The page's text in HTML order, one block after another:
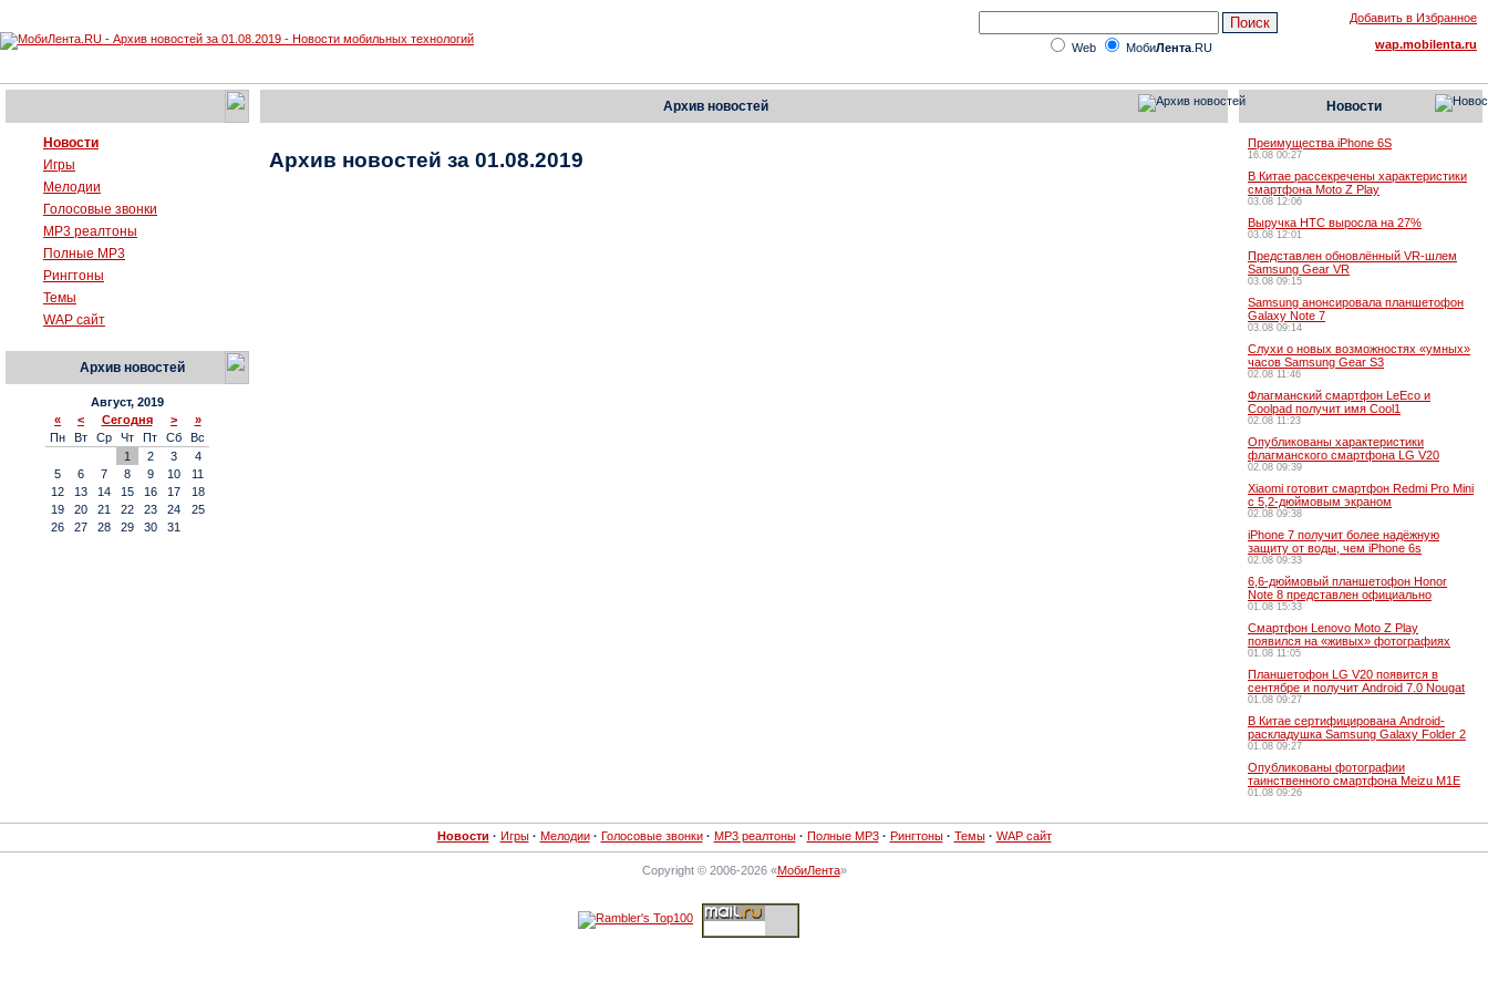
Web МобиЛента.RU
Добавить в Избранное
wap.mobilenta.ru
Новости
Игры
Мелодии
Голосовые звонки
MP3 реалтоны
Полные MP3
Рингтоны
Темы
WAP сайт
Архив новостей
Август, 2019
«
< Сегодня >
»
Пн
Вт Ср Чт Пт Сб
Вс
1
2 3
4
5
6 7 8 9 10
11
12
13 14 15 16 17
18
19
20 21 22 23 24
25
26
27 28 29 30 31
Архив новостей
Архив новостей за 01.08.2019
Новости
Преимущества iPhone 6S
16.08 00:27
В Китае рассекречены характеристики
смартфона Moto Z Play
03.08 12:06
Выручка HTC выросла на 27%
03.08 12:01
Представлен обновлённый VR-шлем
Samsung Gear VR
03.08 09:15
Samsung анонсировала планшетофон
Galaxy Note 7
03.08 09:14
Слухи о новых возможностях «умных»
часов Samsung Gear S3
02.08 11:46
Флагманский смартфон LeEco и
Coolpad получит имя Cool1
02.08 11:23
Опубликованы характеристики
флагманского смартфона LG V20
02.08 09:39
Xiaomi готовит смартфон Redmi Pro Mini
с 5,2-дюймовым экраном
02.08 09:38
iPhone 7 получит более надёжную
защиту от воды, чем iPhone 6s
02.08 09:33
6,6-дюймовый планшетофон Honor
Note 8 представлен официально
01.08 15:33
Смартфон Lenovo Moto Z Play
появился на «живых» фотографиях
01.08 11:05
Планшетофон LG V20 появится в
сентябре и получит Android 7.0 Nougat
01.08 09:27
В Китае сертифицирована Android-
раскладушка Samsung Galaxy Folder 2
01.08 09:27
Опубликованы фотографии
таинственного смартфона Meizu M1E
01.08 09:26
Новости · Игры · Мелодии · Голосовые звонки · MP3 реалтоны · Полные MP3 · Рингтоны · Темы · WAP сайт
Copyright © 2006-2026 «МобиЛента»